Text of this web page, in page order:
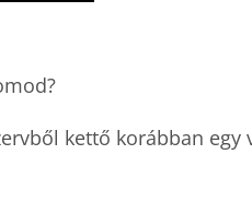
kettő korábban egy